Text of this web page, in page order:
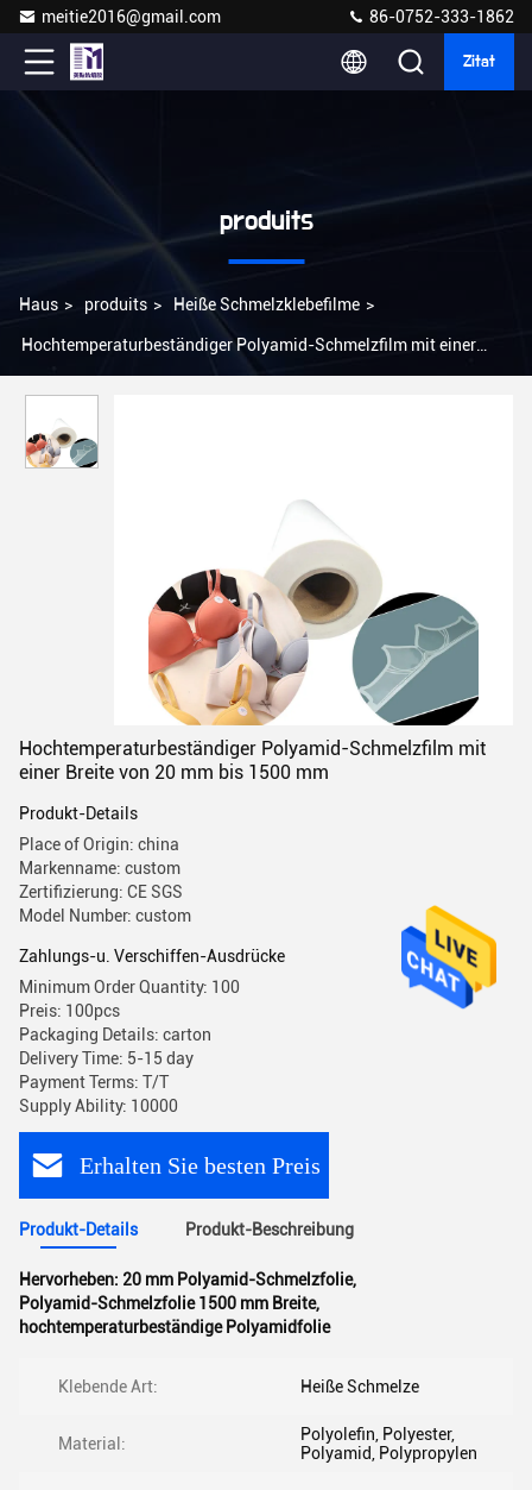
meitie2016@gmail.com 86-0752-333-1862
Zitat
produits
Haus > produits > Heiße Schmelzklebefilme >
Hochtemperaturbeständiger Polyamid-Schmelzfilm mit einer
Hochtemperaturbeständiger Polyamid-Schmelzfilm mit
einer Breite von 20 mm bis 1500 mm
Produkt-Details
Place of Origin: china
Markenname: custom
Zertifizierung: CE SGS
Model Number: custom
Zahlungs-u. Verschiffen-Ausdrücke
Minimum Order Quantity: 100
Preis: 100pcs
Packaging Details: carton
Delivery Time: 5-15 day
Payment Terms: T/T
Supply Ability: 10000
Erhalten Sie besten Preis
Produkt-Details Produkt-Beschreibung
Hervorheben: 20 mm Polyamid-Schmelzfolie,
Polyamid-Schmelzfolie 1500 mm Breite,
hochtemperaturbeständige Polyamidfolie
Klebende Art: Heiße Schmelze
Material:
Polyolefin, Polyester,
Polyamid, Polypropylen